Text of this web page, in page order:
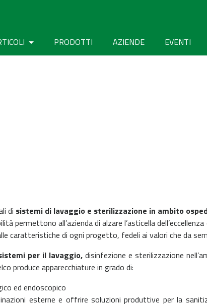
PRODOTTI AZIENDE EVENTI
di sistemi di lavaggio e sterilizzazione in ambito
permettono all’azienda di alzare l’asticella
caratteristiche di ogni progetto, fedeli ai valori che da
per il lavaggio, disinfezione e sterilizzazione
produce apparecchiature in grado di:
ed endoscopico
esterne e offrire soluzioni produttive per la